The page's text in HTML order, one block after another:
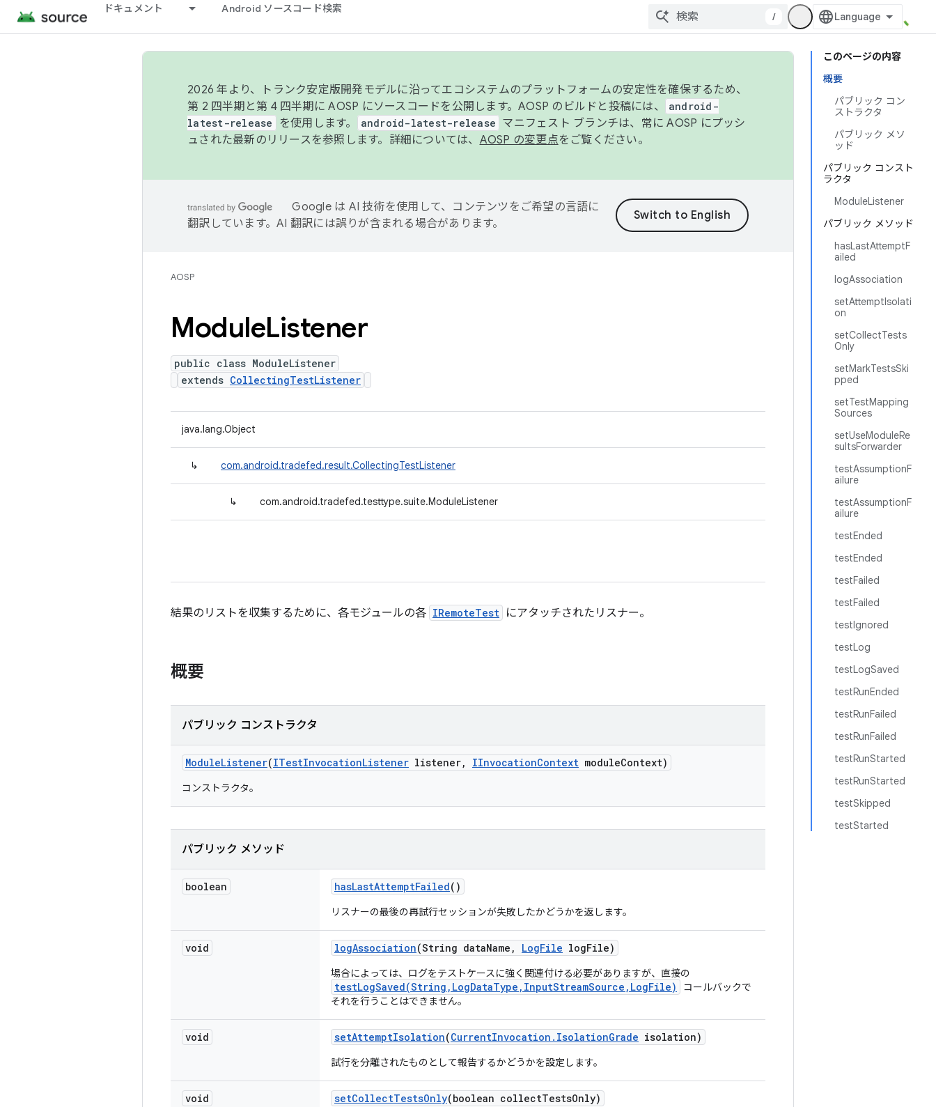
ドキュメント Android ソースコード検索
/
このページの内容
概要
パブリック コン
ストラクタ
パブリック メソ
ッド
パブリック コンスト
ラクタ
ModuleListener
パブリック メソッド
hasLastAttemptF
ailed
logAssociation
setAttemptIsolati
on
setCollectTests
Only
setMarkTestsSki
pped
setTestMapping
Sources
setUseModuleRe
sultsForwarder
testAssumptionF
ailure
testAssumptionF
ailure
testEnded
testEnded
testFailed
testFailed
testIgnored
testLog
testLogSaved
testRunEnded
testRunFailed
testRunFailed
testRunStarted
testRunStarted
testSkipped
testStarted
2026 年より、トランク安定版開発モデルに沿ってエコシステムのプラットフォームの安定性を確保するため、
第 2 四半期と第 4 四半期に AOSP にソースコードを公開します。AOSP のビルドと投稿には、
android-
latest-release
を使用します。 android-latest-release マニフェスト ブランチは、常に AOSP にプッシ
ュされた最新のリリースを参照します。詳細については、 AOSP の変更点をご覧ください。
Google は AI 技術を使用して、コンテンツをご希望の言語に
翻訳しています。AI 翻訳には誤りが含まれる場合があります。
AOSP
ModuleListener
public class ModuleListener
extends CollectingTestListener
java.lang.Object
↳ com.android.tradefed.result.CollectingTestListener
↳ com.android.tradefed.testtype.suite.ModuleListener
結果のリストを収集するために、各モジュールの各 IRemoteTest にアタッチされたリスナー。
概要
パブリック コンストラクタ
ModuleListener(ITestInvocationListener listener, IInvocationContext moduleContext)
コンストラクタ。
パブリック メソッド
boolean hasLastAttemptFailed()
リスナーの最後の再試行セッションが失敗したかどうかを返します。
void logAssociation(String dataName , LogFile logFile)
場合によっては、ログをテストケースに強く関連付ける必要がありますが、直接の
testLogSaved(String,LogDataType,InputStreamSource,LogFile)
コールバックで
それを行うことはできません。
void setAttemptIsolation(CurrentInvocation . IsolationGrade isolation)
試行を分離されたものとして報告するかどうかを設定します。
void setCollectTestsOnly(boolean collectTestsOnly)